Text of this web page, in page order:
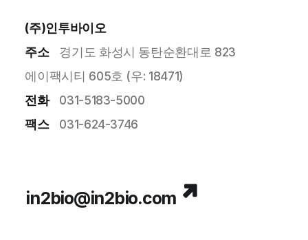
(주)인투바이오
주소
경기도 화성시 동탄순환대로 823
에이팩시티 605호 (우: 18471)
전화
031-5183-5000
팩스
031-624-3746
in2bio@in2bio.com